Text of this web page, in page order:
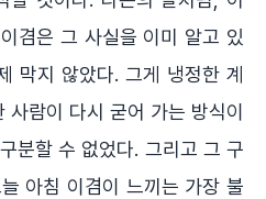
겸은 그 사실을 이미 알고 있
막지 않았다. 그게 냉정한 계
람이 다시 굳어 가는 방식이
분할 수 없었다. 그리고 그 구
아침 이겸이 느끼는 가장 불